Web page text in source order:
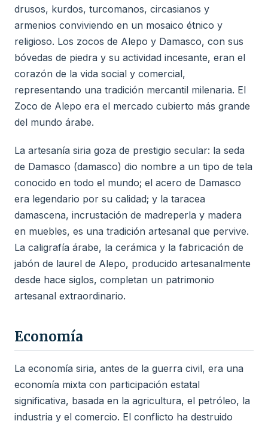
drusos, kurdos, turcomanos, circasianos y
armenios conviviendo en un mosaico étnico y
religioso. Los zocos de Alepo y Damasco, con sus
bóvedas de piedra y su actividad incesante, eran el
corazón de la vida social y comercial,
representando una tradición mercantil milenaria. El
Zoco de Alepo era el mercado cubierto más grande
del mundo árabe.
La artesanía siria goza de prestigio secular: la seda
de Damasco (damasco) dio nombre a un tipo de tela
conocido en todo el mundo; el acero de Damasco
era legendario por su calidad; y la taracea
damascena, incrustación de madreperla y madera
en muebles, es una tradición artesanal que pervive.
La caligrafía árabe, la cerámica y la fabricación de
jabón de laurel de Alepo, producido artesanalmente
desde hace siglos, completan un patrimonio
artesanal extraordinario.
Economía
La economía siria, antes de la guerra civil, era una
economía mixta con participación estatal
significativa, basada en la agricultura, el petróleo, la
industria y el comercio. El conflicto ha destruido